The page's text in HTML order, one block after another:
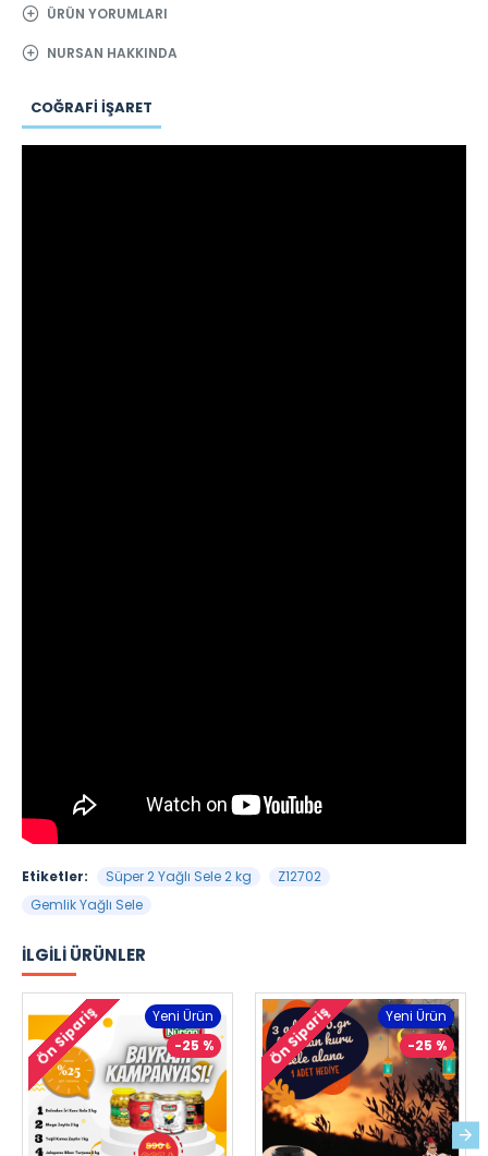
ÜRÜN YORUMLARI
NURSAN HAKKINDA
COĞRAFI İŞARET
Etiketler: Süper 2 Yağlı Sele 2 kg
Z12702
Gemlik Yağlı Sele
İLGILI ÜRÜNLER
Yeni Ürün
-25 %
Ön Sipariş
Yeni Ürün
-25 %
Ön Sipariş